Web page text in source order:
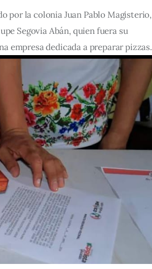
por la colonia Juan Pablo Magisterio,
Segovia Abán, quien fuera su
empresa dedicada a preparar pizzas.